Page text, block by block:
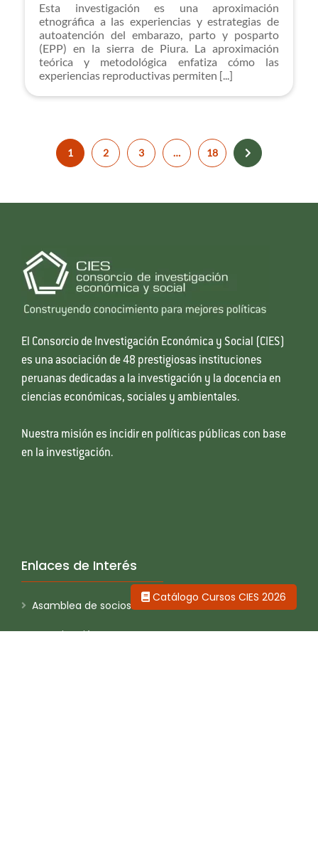
Esta investigación es una aproximación
etnográfica a las experiencias y estrategias de
autoatención del embarazo, parto y posparto
(EPP) en la sierra de Piura. La aproximación
teórica y metodológica enfatiza cómo las
experiencias reproductivas permiten [...]
1 2 3 … 18
El Consorcio de Investigación Económica y Social (CIES)
es una asociación de 48 prestigiosas instituciones
peruanas dedicadas a la investigación y la docencia en
ciencias económicas, sociales y ambientales.
Nuestra misión es incidir en políticas públicas con base
en la investigación.
Enlaces de Interés
Asamblea de socios
Investigación
Catálogo Cursos CIES 2026